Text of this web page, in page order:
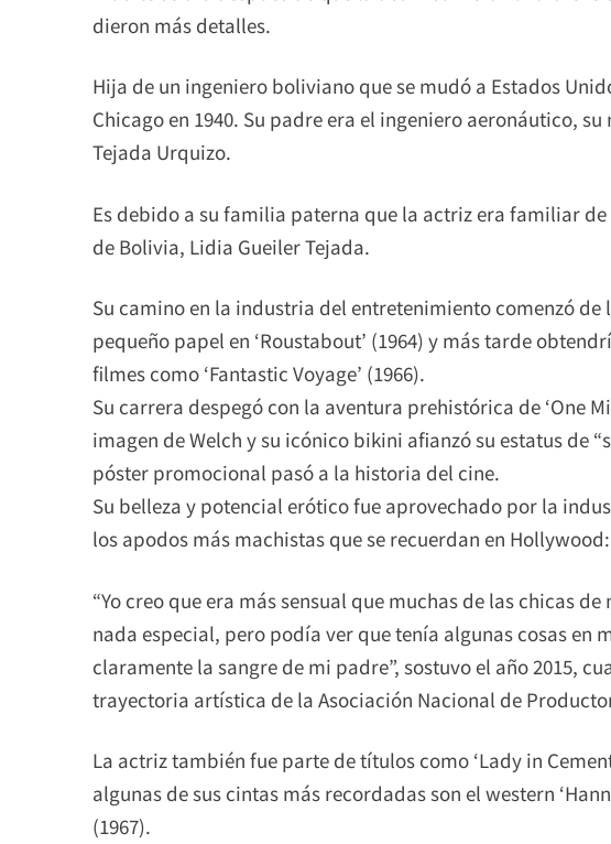
dieron más detalles.
Hija de un ingeniero boliviano que se mudó a Estados
Chicago en 1940. Su padre era el ingeniero aeronáutico,
Tejada Urquizo.
Es debido a su familia paterna que la actriz era familiar
de Bolivia, Lidia Gueiler Tejada.
Su camino en la industria del entretenimiento comenzó de
pequeño papel en ‘Roustabout’ (1964) y más tarde
filmes como ‘Fantastic Voyage’ (1966).
Su carrera despegó con la aventura prehistórica de ‘One
imagen de Welch y su icónico bikini afianzó su estatus de
póster promocional pasó a la historia del cine.
Su belleza y potencial erótico fue aprovechado por la
los apodos más machistas que se recuerdan en Hollywood:
“Yo creo que era más sensual que muchas de las chicas
nada especial, pero podía ver que tenía algunas cosas en
claramente la sangre de mi padre”, sostuvo el año 2015,
trayectoria artística de la Asociación Nacional de
La actriz también fue parte de títulos como ‘Lady in
algunas de sus cintas más recordadas son el western
(1967).